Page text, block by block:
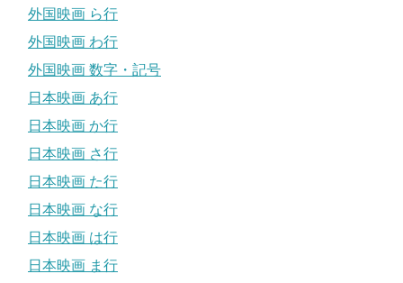
外国映画 ら行
外国映画 わ行
外国映画 数字・記号
日本映画 あ行
日本映画 か行
日本映画 さ行
日本映画 た行
日本映画 な行
日本映画 は行
日本映画 ま行